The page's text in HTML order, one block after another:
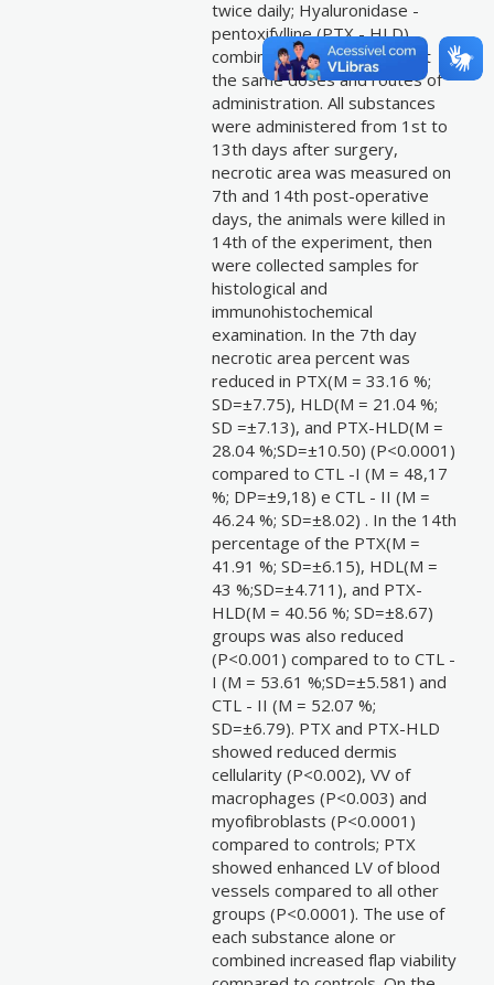
twice daily; Hyaluronidase -
pentoxifylline (PTX - HLD)
combination of both drugs at
the same doses and routes of
administration. All substances
were administered from 1st to
13th days after surgery,
necrotic area was measured on
7th and 14th post-operative
days, the animals were killed in
14th of the experiment, then
were collected samples for
histological and
immunohistochemical
examination. In the 7th day
necrotic area percent was
reduced in PTX(M = 33.16 %;
SD=±7.75), HLD(M = 21.04 %;
SD =±7.13), and PTX-HLD(M =
28.04 %;SD=±10.50) (P<0.0001)
compared to CTL -I (M = 48,17
%; DP=±9,18) e CTL - II (M =
46.24 %; SD=±8.02) . In the 14th
percentage of the PTX(M =
41.91 %; SD=±6.15), HDL(M =
43 %;SD=±4.711), and PTX-
HLD(M = 40.56 %; SD=±8.67)
groups was also reduced
(P<0.001) compared to to CTL -
I (M = 53.61 %;SD=±5.581) and
CTL - II (M = 52.07 %;
SD=±6.79). PTX and PTX-HLD
showed reduced dermis
cellularity (P<0.002), VV of
macrophages (P<0.003) and
myofibroblasts (P<0.0001)
compared to controls; PTX
showed enhanced LV of blood
vessels compared to all other
groups (P<0.0001). The use of
each substance alone or
combined increased flap viability